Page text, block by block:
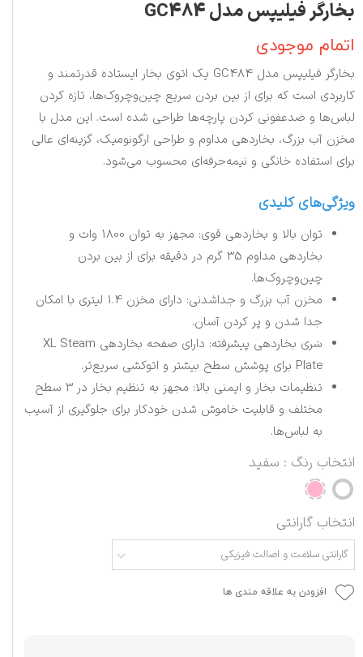
بخارگر فیلیپس مدل GC484
اتمام موجودی
بخارگر فیلیپس مدل GC484 یک اتوی بخار ایستاده قدرتمند و
کاربردی است که برای از بین بردن سریع چین‌وچروک‌ها، تازه کردن
لباس‌ها و ضدعفونی کردن پارچه‌ها طراحی شده است. این مدل با
مخزن آب بزرگ، بخاردهی مداوم و طراحی ارگونومیک، گزینه‌ای عالی
برای استفاده خانگی و نیمه‌حرفه‌ای محسوب می‌شود.
ویژگی‌های کلیدی
توان بالا و بخاردهی قوی: مجهز به توان 1800 وات و
بخاردهی مداوم 35 گرم در دقیقه برای از بین بردن
چین‌وچروک‌ها.
مخزن آب بزرگ و جداشدنی: دارای مخزن 1.4 لیتری با امکان
جدا شدن و پر کردن آسان.
سَری بخاردهی پیشرفته: دارای صفحه بخاردهی XL Steam
Plate برای پوشش سطح بیشتر و اتوکشی سریع‌تر.
تنظیمات بخار و ایمنی بالا: مجهز به تنظیم بخار در 3 سطح
مختلف و قابلیت خاموش شدن خودکار برای جلوگیری از آسیب
به لباس‌ها.
انتخاب رنگ : سفید
انتخاب گارانتی
گارانتی سلامت و اصالت فیزیکی
افزودن به علاقه مندی ها